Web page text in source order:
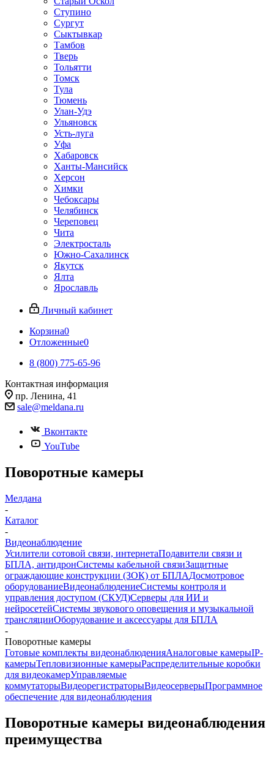
Ступино
Сургут
Сыктывкар
Тамбов
Тверь
Тольятти
Томск
Тула
Тюмень
Улан-Удэ
Ульяновск
Усть-луга
Уфа
Хабаровск
Ханты-Мансийск
Херсон
Химки
Чебоксары
Челябинск
Череповец
Чита
Электросталь
Южно-Сахалинск
Якутск
Ялта
Ярославль
Личный кабинет
Корзина0
Отложенные0
8 (800) 775-65-96
Контактная информация
пр. Ленина, 41
sale@meldana.ru
Вконтакте
YouTube
Поворотные камеры
Мелдана
-
Каталог
-
Видеонаблюдение
Усилители сотовой связи, интернетаПодавители связи и
БПЛА, антидронСистемы кабельной связиЗащитные
ограждающие конструкции (ЗОК) от БПЛАДосмотровое
оборудованиеВидеонаблюдениеСистемы контроля и
управления доступом (СКУД)Серверы для ИИ и
нейросетейСистемы звукового оповещения и музыкальной
трансляцииОборудование и аксессуары для БПЛА
-
Поворотные камеры
Готовые комплекты видеонаблюденияАналоговые камерыIP-
камерыТепловизионные камерыРаспределительные коробки
для видеокамерУправляемые
коммутаторыВидеорегистраторыВидеосерверыПрограммное
обеспечение для видеонаблюдения
Поворотные камеры видеонаблюдения
преимущества